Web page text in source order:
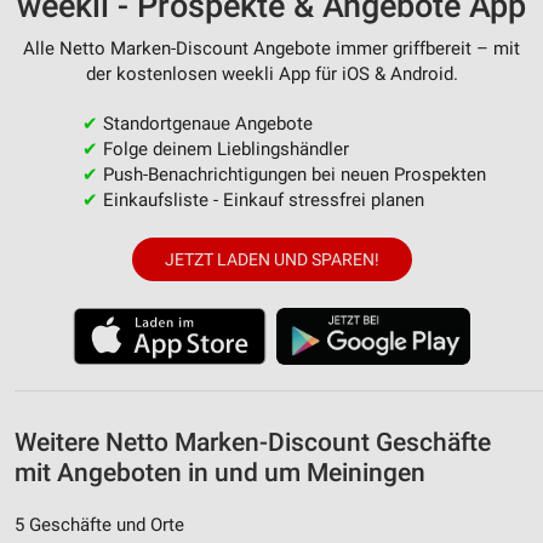
Alle Netto Marken-Discount Angebote immer griffbereit – mit
der kostenlosen weekli App für iOS & Android.
✔ Standortgenaue Angebote
✔ Folge deinem Lieblingshändler
✔ Push-Benachrichtigungen bei neuen Prospekten
✔ Einkaufsliste - Einkauf stressfrei planen
JETZT LADEN UND SPAREN!
Weitere Netto Marken-Discount Geschäfte
mit Angeboten in und um Meiningen
5 Geschäfte und Orte
Messung der Werbeleistung
Analyse von Zielgruppen durch Statistiken oder
Kombinationen von Daten aus verschiedenen
Quellen
Entwicklung und Verbesserung der Angebote
Verwendung reduzierter Daten zur Auswahl von
Inhalten
IAB-Besonderheiten:
Geräte anhand von aktiv angeforderten
Informationen identifizieren
Notwendig